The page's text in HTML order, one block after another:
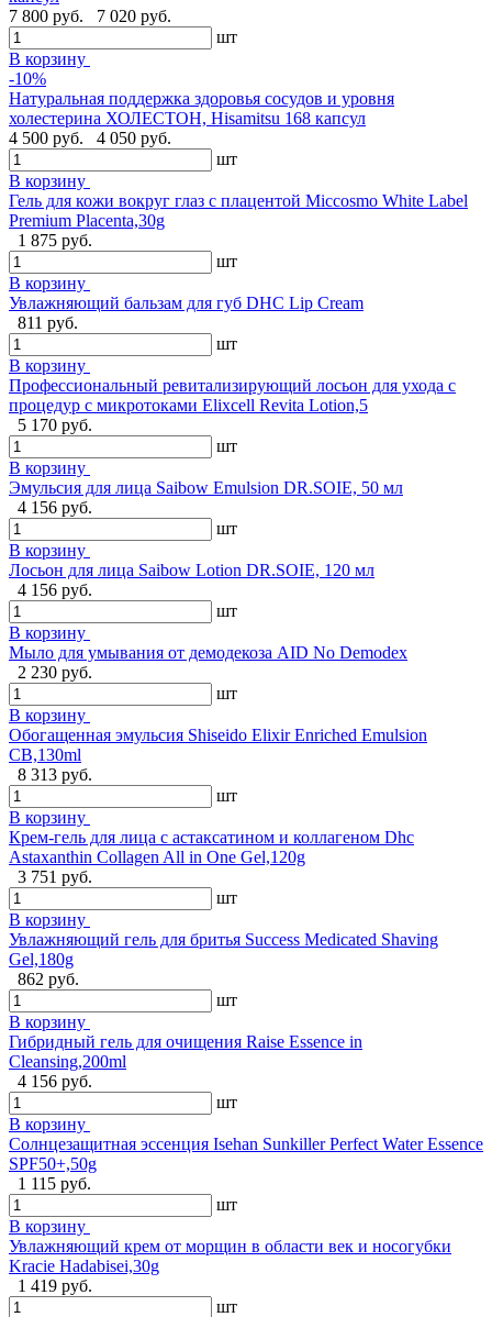
7 800 руб.
7 020 руб.
шт
В корзину
-10%
Натуральная поддержка здоровья сосудов и уровня
холестерина ХОЛЕСТОН, Hisamitsu 168 капсул
4 500 руб.
4 050 руб.
шт
В корзину
Гель для кожи вокруг глаз с плацентой Miccosmo White Label
Premium Placenta,30g
1 875 руб.
шт
В корзину
Увлажняющий бальзам для губ DHC Lip Cream
811 руб.
шт
В корзину
Профессиональный ревитализирующий лосьон для ухода с
процедур с микротоками Elixcell Revita Lotion,5
5 170 руб.
шт
В корзину
Эмульсия для лица Saibow Emulsion DR.SOIE, 50 мл
4 156 руб.
шт
В корзину
Лосьон для лица Saibow Lotion DR.SOIE, 120 мл
4 156 руб.
шт
В корзину
Мыло для умывания от демодекоза AID No Demodex
2 230 руб.
шт
В корзину
Обогащенная эмульсия Shiseido Elixir Enriched Emulsion
CB,130ml
8 313 руб.
шт
В корзину
Крем-гель для лица с астаксатином и коллагеном Dhc
Astaxanthin Collagen All in One Gel,120g
3 751 руб.
шт
В корзину
Увлажняющий гель для бритья Success Medicated Shaving
Gel,180g
862 руб.
шт
В корзину
Гибридный гель для очищения Raise Essence in
Cleansing,200ml
4 156 руб.
шт
В корзину
Солнцезащитная эссенция Isehan Sunkiller Perfect Water Essence
SPF50+,50g
1 115 руб.
шт
В корзину
Увлажняющий крем от морщин в области век и носогубки
Kracie Hadabisei,30g
1 419 руб.
шт